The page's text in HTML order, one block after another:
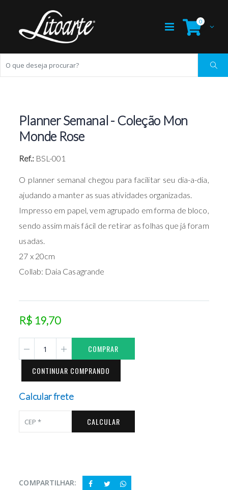
0
Planner Semanal - Coleção Mon
Monde Rose
Ref.: BSL-001
O planner semanal chegou para facilitar seu dia-a-dia,
ajudando a manter as suas atividades organizadas.
Impresso em papel, vem agrupado em forma de bloco,
sendo assim mais fácil de retirar as folhas que já foram
usadas.
27 x 20cm
Collab: Daia Casagrande
R$ 19,70
COMPRAR
CONTINUAR COMPRANDO
Calcular frete
CALCULAR
COMPARTILHAR: